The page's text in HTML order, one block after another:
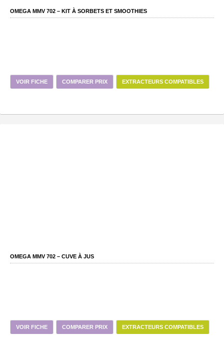
OMEGA MMV 702 – KIT À SORBETS ET SMOOTHIES
VOIR FICHE COMPARER PRIX EXTRACTEURS COMPATIBLES
OMEGA MMV 702 – CUVE À JUS
VOIR FICHE COMPARER PRIX EXTRACTEURS COMPATIBLES